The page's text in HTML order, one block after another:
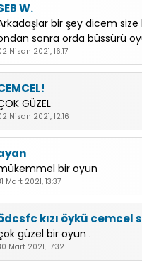
W.
bir şey dicem size
sonra orda büssürü
Nisan 2021, 16:17
GÜZEL
Nisan 2021, 12:16
bir oyun
Mart 2021, 13:37
kızı öykü cemcel
güzel bir oyun .
Mart 2021, 17:32